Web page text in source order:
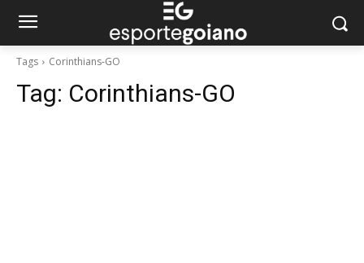
Tags Corinthians-GO
Tag: Corinthians-GO